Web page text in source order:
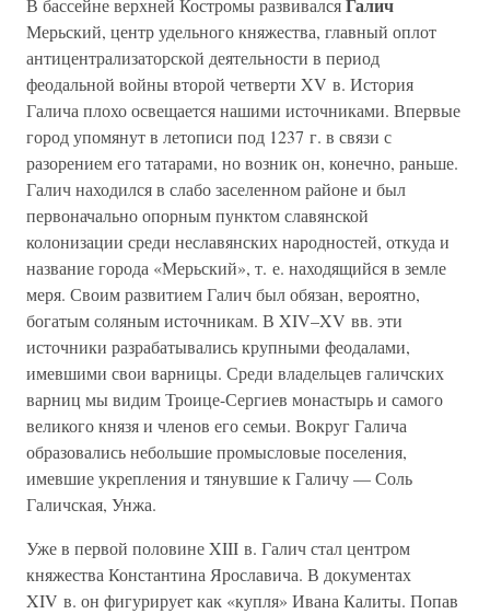
В бассейне верхней Костромы развивался
Мерьский, центр удельного княжества, главный оплот
антицентрализаторской деятельности в период
феодальной войны второй четверти XV в. История
Галича плохо освещается нашими источниками. Впервые
город упомянут в летописи под 1237 г. в связи с
разорением его татарами, но возник он, конечно, раньше.
Галич находился в слабо заселенном районе и был
первоначально опорным пунктом славянской
колонизации среди неславянских народностей, откуда и
название города «Мерьский», т. е. находящийся в земле
меря. Своим развитием Галич был обязан, вероятно,
богатым соляным источникам. В XIV–XV вв. эти
источники разрабатывались крупными феодалами,
имевшими свои варницы. Среди владельцев галичских
варниц мы видим Троице-Сергиев монастырь и самого
великого князя и членов его семьи. Вокруг Галича
образовались небольшие промысловые поселения,
имевшие укрепления и тянувшие к Галичу — Соль
Галичская, Унжа.
Уже в первой половине XIII в. Галич стал центром
княжества Константина Ярославича. В документах
XIV в. он фигурирует как «купля» Ивана Калиты. Попав